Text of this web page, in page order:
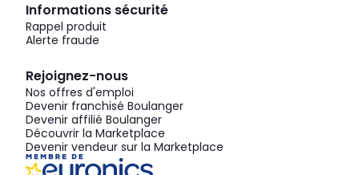
Informations sécurité
Rappel produit
Alerte fraude
Rejoignez-nous
Nos offres d'emploi
Devenir franchisé Boulanger
Devenir affilié Boulanger
Découvrir la Marketplace
Devenir vendeur sur la Marketplace